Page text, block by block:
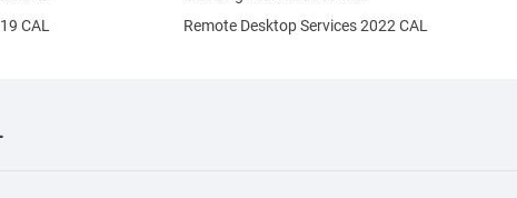
CAL
Remote Desktop Services 2022 CAL